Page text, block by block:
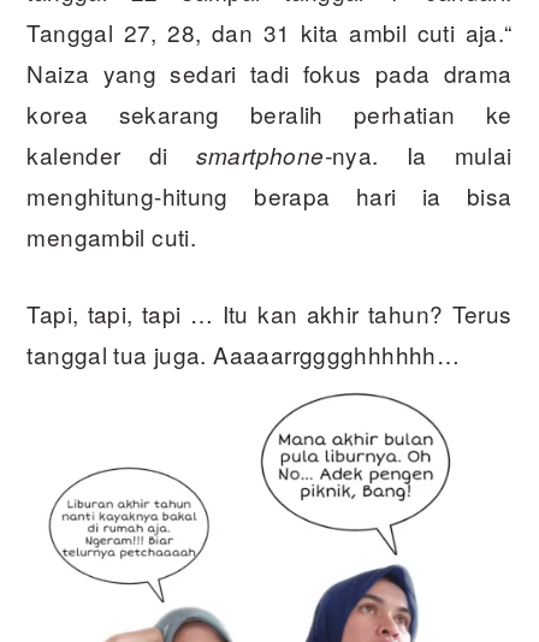
Tanggal 27, 28, dan 31 kita ambil cuti aja.“
Naiza yang sedari tadi fokus pada drama
korea sekarang beralih perhatian ke
kalender di smartphone-nya. Ia mulai
menghitung-hitung berapa hari ia bisa
mengambil cuti.
Tapi, tapi, tapi … Itu kan akhir tahun? Terus
tanggal tua juga. Aaaaarrgggghhhhhh…